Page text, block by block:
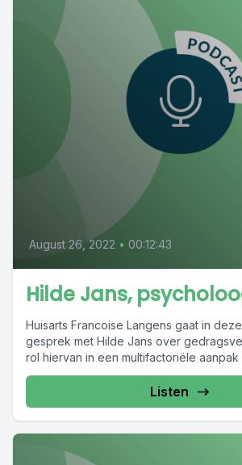
August 26, 2022 • 00:12:43
Hilde Jans,
Huisarts Francoise Langens gaat in
gesprek met Hilde Jans over
rol hiervan in een multifactoriële aanpak
Listen